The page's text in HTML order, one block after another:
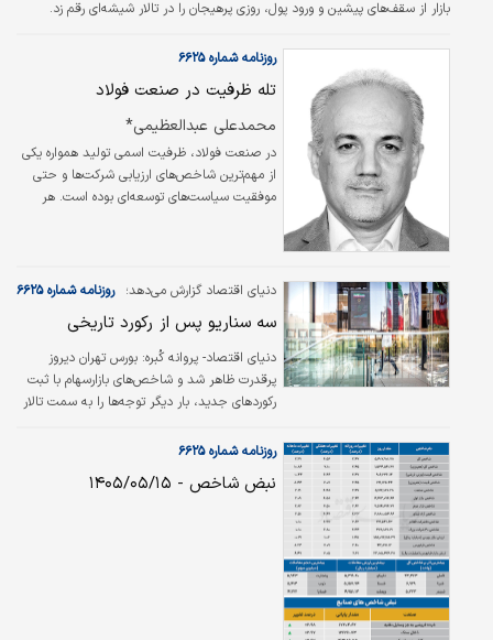
بازار از سقف‌های پیشین و ورود پول، روزی پرهیجان را در تالار شیشه‌ای رقم زد.
شاخص هموزن نیز در اوج تاریخی خود ایستاد. این صعود در شرایطی رقم خورد که
که از بازگشت اعتماد سرمایه‌گذاران حکایت دارد. همزمان، تثبیت…
روزنامه شماره ۶۶۲۵
تله ظرفیت در صنعت فولاد
محمدعلی عبدالعظیمی*
در صنعت فولاد، ظرفیت اسمی تولید همواره یکی
از مهم‌ترین شاخص‌های ارزیابی شرکت‌ها و حتی
موفقیت سیاست‌های توسعه‌ای بوده است. هر
مطرح می‌شود: آیا افزایش ظرفیت اسمی، لزوما به
شرکت است؟
دنیای اقتصاد گزارش می‌دهد؛ روزنامه شماره ۶۶۲۵
سه سناریو پس از رکورد تاریخی
دنیای اقتصاد- پروانه کُبره: بورس تهران دیروز
پرقدرت‌ ظاهر شد و شاخص‌های بازارسهام با ثبت
رکوردهای جدید، بار دیگر توجه‌ها را به سمت تالار
۶هزار‌میلیارد تومان پول به بازار، از بازگشت پررنگ
گفت، اصلاح بازار به پایان رسیده و بورس وارد فاز
روزنامه شماره ۶۶۲۵
نبض شاخص - ۱۴۰۵/۰۵/۱۵